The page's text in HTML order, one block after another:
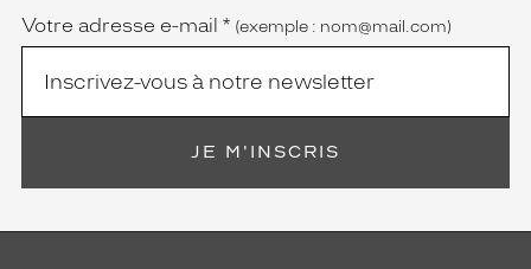
Votre adresse e-mail * (exemple : nom@mail.com)
JE M'INSCRIS